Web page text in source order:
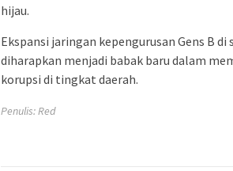
hijau.
​Ekspansi jaringan kepengurusan Gens B
diharapkan menjadi babak baru dalam
korupsi di tingkat daerah.
Penulis: Red